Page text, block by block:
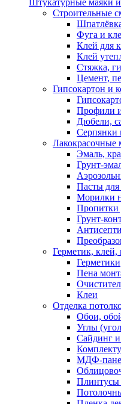
Строительные
Фуга и
Клей для
Клей
Стяжка,
Цемент,
Гипсокартон и
Профили
Дюбели,
Серпянки
Лакокрасочные
Эмаль,
Грунт-
Пасты для
Морилки
Пропитки
Грунт-
Герметик,
Герметики
Пена
Клеи
Отделка
Обои,
Углы
Сайдинг
МДФ-